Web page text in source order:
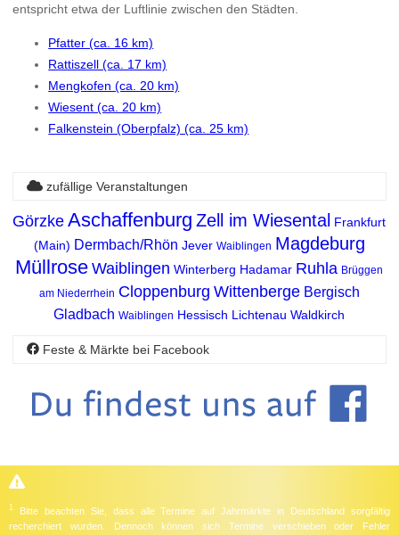
entspricht etwa der Luftlinie zwischen den Städten.
Pfatter (ca. 16 km)
Rattiszell (ca. 17 km)
Mengkofen (ca. 20 km)
Wiesent (ca. 20 km)
Falkenstein (Oberpfalz) (ca. 25 km)
zufällige Veranstaltungen
Görzke Aschaffenburg Zell im Wiesental Frankfurt
(Main) Dermbach/Rhön Jever Waiblingen Magdeburg
Müllrose Waiblingen Winterberg Hadamar Ruhla Brüggen
am Niederrhein Cloppenburg Wittenberge Bergisch
Gladbach Waiblingen Hessisch Lichtenau Waldkirch
Feste & Märkte bei Facebook
1 Bitte beachten Sie, dass alle Termine auf Jahrmärkte in Deutschland sorgfältig
recherchiert wurden. Dennoch können sich Termine verschieben oder Fehler